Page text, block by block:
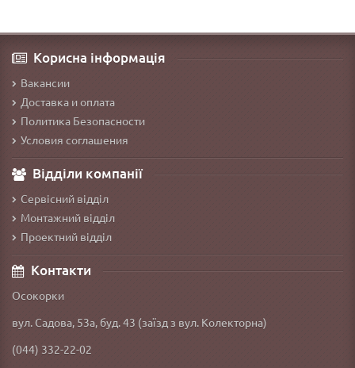
Корисна інформація
Вакансии
Доставка и оплата
Политика Безопасности
Условия соглашения
Відділи компанії
Сервісний відділ
Монтажний відділ
Проектний відділ
Контакти
Осокорки
вул. Садова, 53а, буд. 43 (заїзд з вул. Колекторна)
(044) 332-22-02